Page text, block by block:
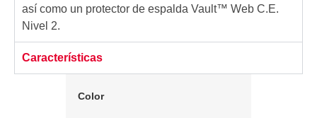
así como un protector de espalda Vault™ Web C.E.
Nivel 2.
Características
Color